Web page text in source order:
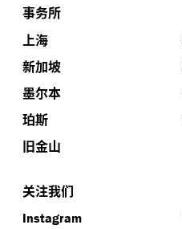
事务所
上海
新加坡
墨尔本
珀斯
旧金山
关注我们
Instagram